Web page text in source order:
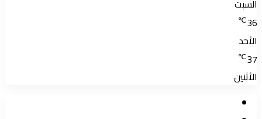
السبت
36
℃
الأحد
37
℃
الأثنين